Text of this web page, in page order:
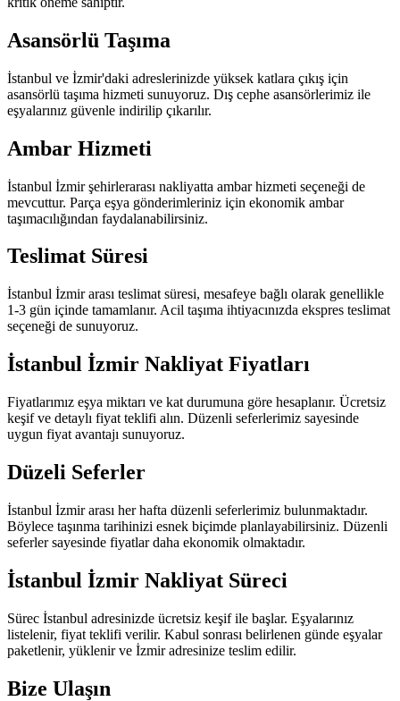
Asansörlü Taşıma
İstanbul ve İzmir'daki adreslerinizde yüksek katlara çıkış için
asansörlü taşıma hizmeti sunuyoruz. Dış cephe asansörlerimiz ile
eşyalarınız güvenle indirilip çıkarılır.
Ambar Hizmeti
İstanbul İzmir şehirlerarası nakliyatta ambar hizmeti seçeneği de
mevcuttur. Parça eşya gönderimleriniz için ekonomik ambar
taşımacılığından faydalanabilirsiniz.
Teslimat Süresi
İstanbul İzmir arası teslimat süresi, mesafeye bağlı olarak genellikle
1-3 gün içinde tamamlanır. Acil taşıma ihtiyacınızda ekspres teslimat
seçeneği de sunuyoruz.
İstanbul İzmir Nakliyat Fiyatları
Fiyatlarımız eşya miktarı ve kat durumuna göre hesaplanır. Ücretsiz
keşif ve detaylı fiyat teklifi alın. Düzenli seferlerimiz sayesinde
uygun fiyat avantajı sunuyoruz.
Düzeli Seferler
İstanbul İzmir arası her hafta düzenli seferlerimiz bulunmaktadır.
Böylece taşınma tarihinizi esnek biçimde planlayabilirsiniz. Düzenli
seferler sayesinde fiyatlar daha ekonomik olmaktadır.
İstanbul İzmir Nakliyat Süreci
Sürec İstanbul adresinizde ücretsiz keşif ile başlar. Eşyalarınız
listelenir, fiyat teklifi verilir. Kabul sonrası belirlenen günde eşyalar
paketlenir, yüklenir ve İzmir adresinize teslim edilir.
Bize Ulaşın